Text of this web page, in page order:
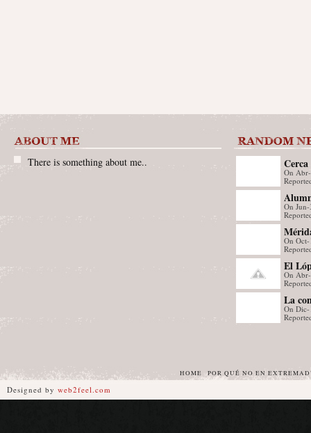
There is something about me..
en el
On
en el
On
de
On
El
punto
On
La
On
HOME POR QUÉ NO EN
Designed by web2feel.com